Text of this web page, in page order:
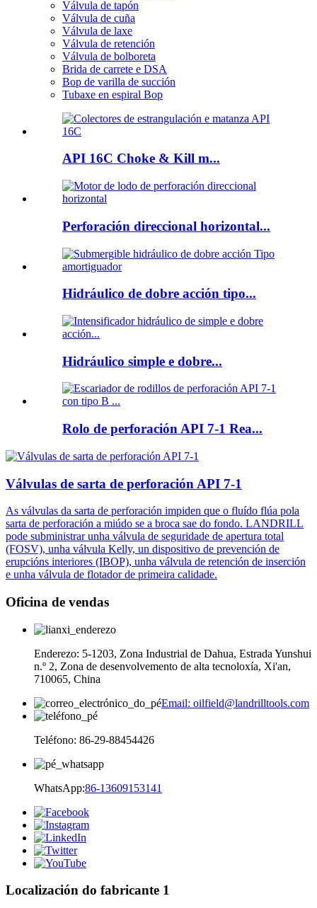
Válvula de tapón
Válvula de cuña
Válvula de laxe
Válvula de retención
Válvula de bolboreta
Brida de carrete e DSA
Bop de varilla de succión
Tubaxe en espiral Bop
API 16C Choke & Kill m...
Perforación direccional horizontal...
Hidráulico de dobre acción tipo...
Hidráulico simple e dobre...
Rolo de perforación API 7-1 Rea...
Válvulas de sarta de perforación API 7-1
As válvulas da sarta de perforación impiden que o fluído flúa pola
sarta de perforación a miúdo se a broca sae do fondo. LANDRILL
pode subministrar unha válvula de seguridade de apertura total
(FOSV), unha válvula Kelly, un dispositivo de prevención de
erupcións interiores (IBOP), unha válvula de retención de inserción
e unha válvula de flotador de primeira calidade.
Oficina de vendas
Enderezo: 5-1203, Zona Industrial de Dahua, Estrada Yunshui
n.º 2, Zona de desenvolvemento de alta tecnoloxía, Xi'an,
710065, China
Email: oilfield@landrilltools.com
Teléfono: 86-29-88454426
WhatsApp:86-13609153141
Localización do fabricante 1